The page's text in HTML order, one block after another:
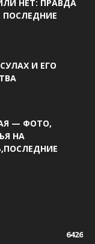
НЕТ: ПРАВДА
И ЕГО
— ФОТО,
НА
6426